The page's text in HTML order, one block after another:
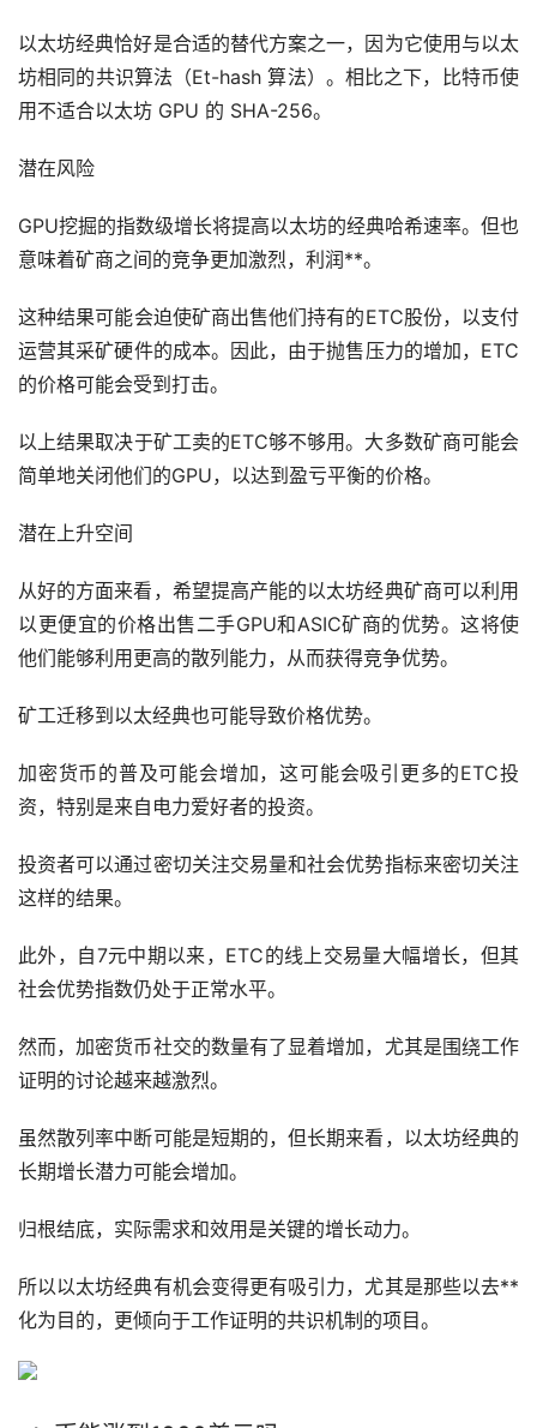
以太坊经典恰好是合适的替代方案之一，因为它使用与以太
坊相同的共识算法（Et-hash 算法）。相比之下，
比特币使
用不适合以太坊 GPU 的 SHA-256。
潜在风险
GPU挖掘的指数级增长将提高以太坊的经典哈希速率。但也
意味着矿商之间的竞争更加激烈，利润**。
这种结果可能会迫使矿商出售他们持有的ETC股份，以支付
运营其采矿硬件的成本。因此，由于抛售压力的增加，ETC
的价格可能会受到打击。
以上结果取决于矿工卖的ETC够不够用。大多数矿商可能会
简单地关闭他们的GPU，以达到盈亏平衡的价格。
潜在上升空间
从好的方面来看，希望提高产能的以太坊经典矿商可以利用
以更便宜的价格出售二手GPU和ASIC矿商的优势。这将使
他们能够利用更高的散列能力，从而获得竞争优势。
矿工迁移到以太经典也可能导致价格优势。
加密货币的普及可能会增加，这可能会吸引更多的ETC投
资，特别是来自电力爱好者的投资。
投资者可以通过密切关注交易量和社会优势指标来密切关注
这样的结果。
此外，自7元中期以来，ETC的线上交易量大幅增长，但其
社会优势指数仍处于正常水平。
然而，加密货币社交的数量有了显着增加，尤其是围绕工作
证明的讨论越来越激烈。
虽然散列率中断可能是短期的，但长期来看，以太坊经典的
长期增长潜力可能会增加。
归根结底，实际需求和效用是关键的增长动力。
所以以太坊经典有机会变得更有吸引力，尤其是那些以去**
化为目的，更倾向于工作证明的共识机制的项目。